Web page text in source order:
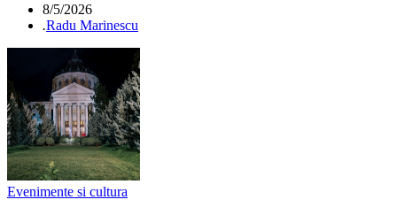
8/5/2026
.Radu Marinescu
Evenimente si cultura